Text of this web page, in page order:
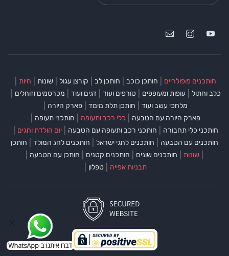
חותכנים פופולריים חותכן כוכב חותכן לב קורצן עגול שונות חיות
כלב וחתול עופות ומעופפים טורפים ועוד דגים ועוד מכרסמים וזוחלים
מלחכי עשב ועוד חותכן תלת מימד פארק היורה
פארק היורה עם הטבעה כלי רכב ותעופה חותכני תעופה
חותכני כלי תחבורה חותכני רכב ותעופה עם הטבעה יום הולדת וחגים
חותכנים עם הטבעה חותכנים לחגי ישראל חותכנים לחג המולד חותכן
שונות חותכנים שונים חותכנים קטנים חותכן עם הטבעה
תבניות אפייה טפלון